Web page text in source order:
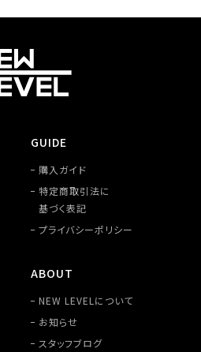
GUIDE
購入ガイド
特定商取引法に
基づく表記
プライバシーポリシー
ABOUT
NEW LEVELについて
お知らせ
スタッフブログ